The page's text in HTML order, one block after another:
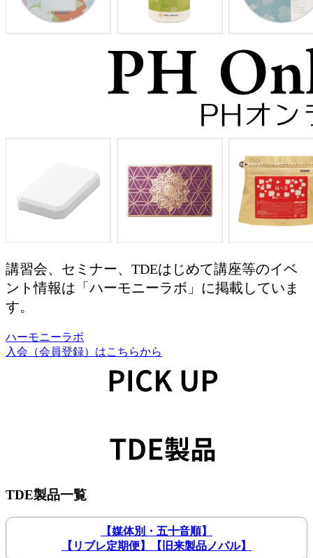
講習会、セミナー、TDEはじめて講座等のイベ
ント情報は「ハーモニーラボ」に掲載していま
す。
ハーモニーラボ
入会（会員登録）はこちらから
TDE製品一覧
【媒体別・五十音順】
【リブレ定期便】【旧来製品ノパル】